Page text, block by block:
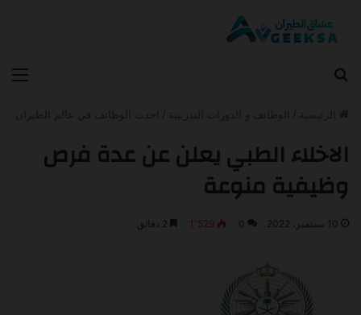
الاخلاء الطبي يعلن عن عدة فرص
وظيفية منوعة
10 سبتمبر، 2022 0 1٬529